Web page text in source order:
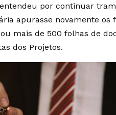
por continuar
apurasse novamente os
mais de 500 folhas de
dos Projetos.